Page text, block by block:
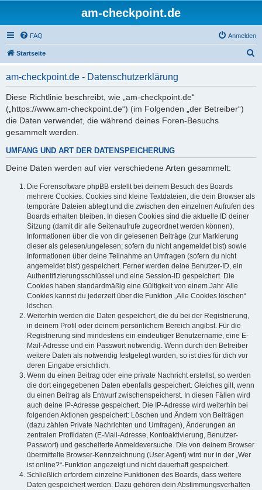
am-checkpoint.de
FAQ Anmelden
Startseite
am-checkpoint.de - Datenschutzerklärung
Diese Richtlinie beschreibt, wie „am-checkpoint.de“
(„https://www.am-checkpoint.de“) (im Folgenden „der Betreiber“)
die Daten verwendet, die während deines Foren-Besuchs
gesammelt werden.
UMFANG UND ART DER DATENSPEICHERUNG
Deine Daten werden auf vier verschiedene Arten gesammelt:
Die Forensoftware phpBB erstellt bei deinem Besuch des Boards
mehrere Cookies. Cookies sind kleine Textdateien, die dein Browser als
temporäre Dateien ablegt und die zwischen den einzelnen Aufrufen des
Boards erhalten bleiben. In diesen Cookies sind die aktuelle ID deiner
Sitzung (damit dir alle Seitenaufrufe zugeordnet werden können),
Informationen über die von dir gelesenen Beiträge (zur Markierung
dieser als gelesen/ungelesen; sofern du nicht angemeldet bist) sowie
Informationen über deine Teilnahme an Umfragen (sofern du nicht
angemeldet bist) gespeichert. Ferner werden deine Benutzer-ID, ein
Authentifizierungsschlüssel und eine Session-ID gespeichert. Die
Cookies haben standardmäßig eine Gültigkeit von einem Jahr. Alle
Cookies kannst du jederzeit über die Funktion „Alle Cookies löschen“
löschen.
Weiterhin werden die Daten gespeichert, die du bei der Registrierung,
in deinem Profil oder deinem persönlichem Bereich angibst. Für die
Registrierung sind mindestens ein eindeutiger Benutzername, eine E-
Mail-Adresse und ein Passwort notwendig. Wenn durch den Betreiber
weitere Daten als notwendig festgelegt wurden, so ist dies für dich vor
deren Eingabe ersichtlich.
Wenn du einen Beitrag oder eine private Nachricht erstellst, so werden
die dort eingegebenen Daten ebenfalls gespeichert. Gleiches gilt, wenn
du einen Beitrag als Entwurf zwischenspeicherst. In diesen Fällen wird
auch deine IP-Adresse gespeichert. Die IP-Adresse wird weiterhin bei
folgenden Aktionen gespeichert: Löschen und Ändern von Beiträgen
(dazu zählen Private Nachrichten und Umfragen), Änderungen an
zentralen Profildaten (E-Mail-Adresse, Kontoaktivierung, Benutzer-
Passwort) und gescheiterte Anmeldeversuche. Die von deinem Browser
übermittelte Browser-Kennzeichnung (User Agent) wird nur in der „Wer
ist online?“-Funktion angezeigt und nicht dauerhaft gespeichert.
Schließlich erfordern einzelne Funktionen des Boards, dass weitere
Daten gespeichert werden. Dazu gehören dein Abstimmungsverhalten